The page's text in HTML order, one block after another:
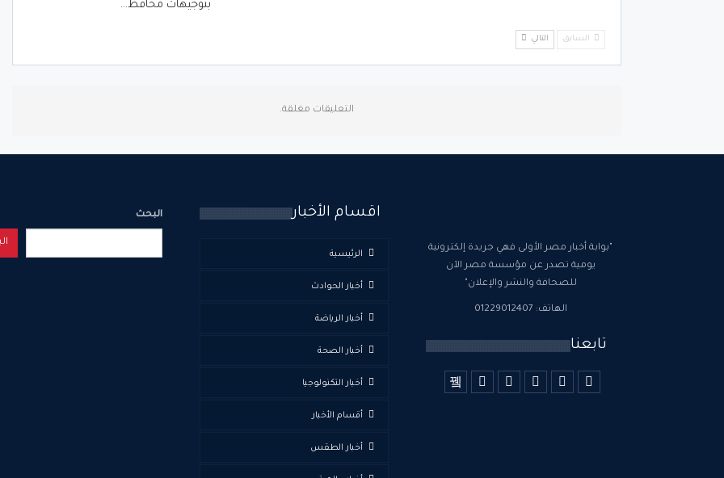
بتوجيهات محافظ…
السابق التالي
التعليقات مغلقة.
"بوابة أخبار مصر الأولى فهي جريدة إلكترونية
يومية تصدر عن مؤسسة مصر الآن
للصحافة والنشر والإعلان"
الهاتف: 01229012407
تابعنا
اقسام الأخبار
الرئيسية
أخبار الحوادث
أخبار الرياضة
أخبار الصحة
أخبار التكنولوجيا
أقسام الأخبار
أخبار الطقس
البحث